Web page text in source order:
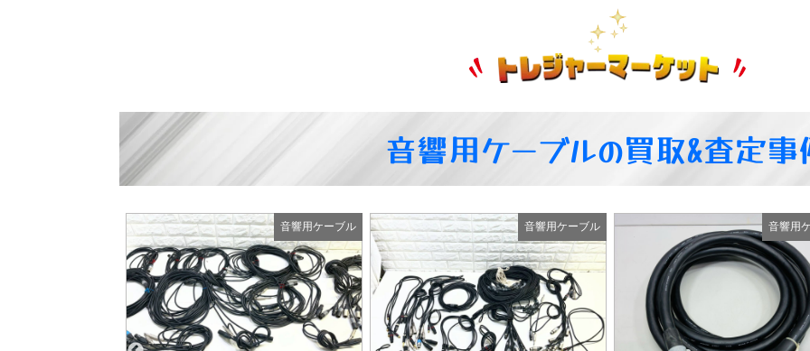
音響用ケーブルの買取&査定事
音響用ケーブル 音響用ケーブル 音響用